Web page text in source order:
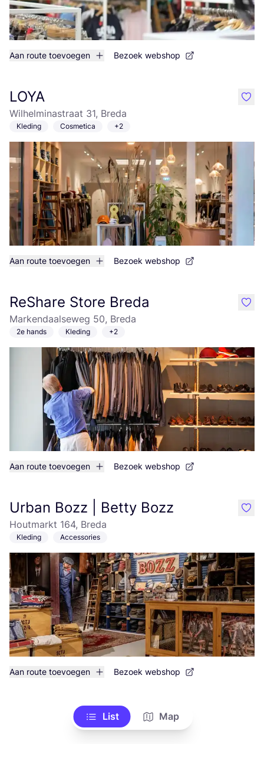
Aan route toevoegen Bezoek webshop
LOYA
Wilhelminastraat 31, Breda
Kleding Cosmetica +2
Aan route toevoegen Bezoek webshop
like
ReShare Store Breda
Markendaalseweg 50, Breda
2e hands Kleding +2
Aan route toevoegen Bezoek webshop
like
Urban Bozz | Betty Bozz
Houtmarkt 164, Breda
Kleding Accessories
Aan route toevoegen Bezoek webshop
like
List Map